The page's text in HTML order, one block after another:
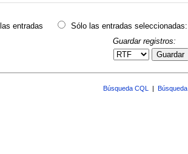
entradas
Sólo las entradas seleccionadas:
Guardar registros:
Guardar
Búsqueda CQL